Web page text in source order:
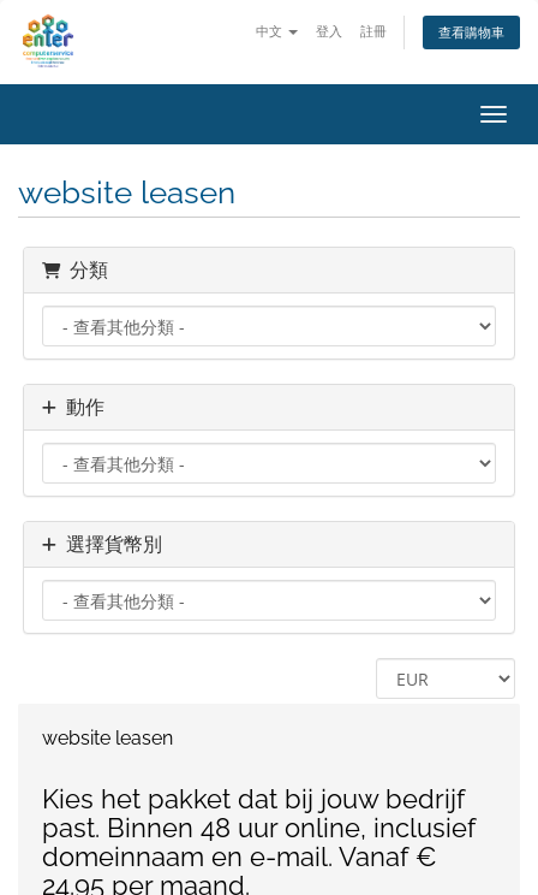
中文 登入 註冊 查看購物車
切換
website leasen
分類
動作
選擇貨幣別
website leasen
Kies het pakket dat bij jouw bedrijf
past. Binnen 48 uur online, inclusief
domeinnaam en e-mail. Vanaf €
24.95 per maand.